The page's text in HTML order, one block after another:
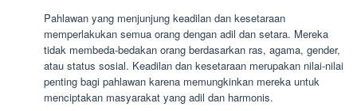
Pahlawan yang menjunjung keadilan dan kesetaraan
memperlakukan semua orang dengan adil dan setara. Mereka
tidak membeda-bedakan orang berdasarkan ras, agama, gender,
atau status sosial. Keadilan dan kesetaraan merupakan nilai-nilai
penting bagi pahlawan karena memungkinkan mereka untuk
menciptakan masyarakat yang adil dan harmonis.